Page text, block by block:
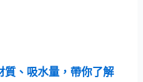
質、吸水量，帶你了解